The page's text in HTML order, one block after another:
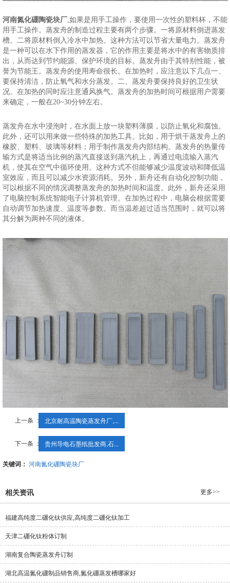
河南氮化硼陶瓷块厂,如果是用手工操作，要使用一次性的塑料杯，不能
用手工操作。蒸发舟的制造过程主要有两个步骤。一将原材料倒进蒸发
槽。二将原材料倒入冷水中加热。这种方法可以节省大量电力。蒸发舟
是一种可以在水下作用的蒸发器，它的作用主要是将水中的有害物质排
出，从而达到节约能源、保护环境的目标。蒸发舟由于其特别性能，被
誉为节能王。蒸发舟的使用寿命很长。在加热时，应注意以下几点一、
要保持清洁，防止氧气和水分蒸发。二、蒸发舟要保持良好的卫生状
况。在加热的同时应注意通风换气。蒸发舟的加热时间可根据用户需要
来确定，一般在20~30分钟左右。
蒸发舟在水中浸泡时，在水面上放一块塑料薄膜，以防止氧化和腐蚀。
此外，还可以用来做一些特殊的加热工具。比如，用于烘干蒸发舟上的
橡胶、塑料、玻璃等材料；用于制作蒸发舟内部结构。蒸发舟的热量传
输方式是将适当比例的蒸汽直接送到蒸汽机上，再通过电流输入蒸汽
机，使其在空气中循环使用。这种方式不但能够减少温度波动和降低温
室效应，而且可以减少水资源消耗。另外，新舟还有自动化控制功能，
可以根据不同的情况调整蒸发舟的加热时间和温度。此外，新舟还采用
了电脑控制系统智能电子计算机管理。在加热过程中，电脑会根据需要
自动调节加热速度、温度等参数。而当温差超过适当范围时，就可以将
其分解为两种不同的液体。
上一条 ： 北京耐高温陶瓷蒸发舟厂,...
下一条 ： 贵州导电石墨纸批发商,石...
关键词： 河南氮化硼陶瓷块厂
相关资讯 更多>>
福建高纯度二硼化钛供应,高纯度二硼化钛加工
天津二硼化钛粉体订制
湖南复合陶瓷蒸发舟订制
湖北高温氮化硼制品销售商,氮化硼蒸发槽哪家好